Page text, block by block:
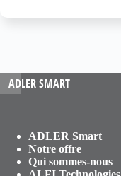
ADLER SMART
ADLER Smart
Notre offre
Qui sommes-nous